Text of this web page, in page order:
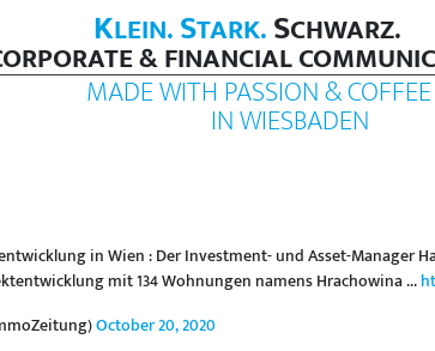
KLEIN.STARK.SCHWARZ.
& FINANCIAL
MADE WITH PASSION & COFFEE
IN WIESBADEN
in Wien : Der Investment- und Asset-Manager
mit 134 Wohnungen namens Hrachowina ...
October 20, 2020